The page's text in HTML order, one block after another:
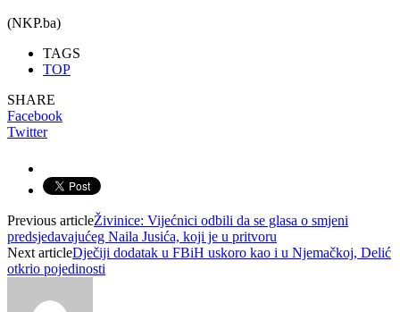
(NKP.ba)
TAGS
TOP
SHARE
Facebook
Twitter
Previous articleŽivinice: Vijećnici odbili da se glasa o smjeni
predsjedavajućeg Naila Jusića, koji je u pritvoru
Next articleDječiji dodatak u FBiH uskoro kao i u Njemačkoj, Delić
otkrio pojedinosti